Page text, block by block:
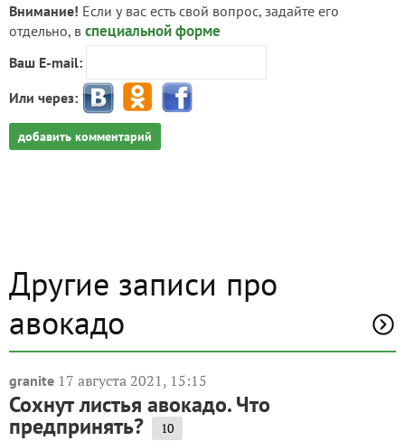
Внимание! Если у вас есть свой вопрос, задайте его
отдельно, в специальной форме
Ваш E-mail:
Или через:
добавить комментарий
Другие записи про
авокадо
granite 17 августа 2021, 15:15
Сохнут листья авокадо. Что
предпринять? 10